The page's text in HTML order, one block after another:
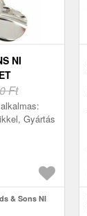
NI
Ft
Gyártás
& Sons NI